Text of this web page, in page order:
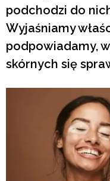
podchodzi do
Wyjaśniamy
podpowiadamy,
skórnych się